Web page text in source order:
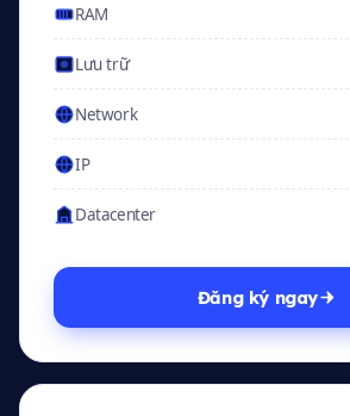
RAM
Lưu trữ
Network
IP
Datacenter
Đăng ký ngay